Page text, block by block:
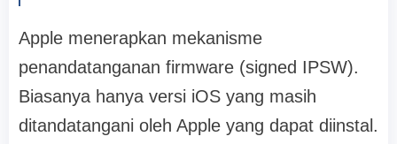
Apple menerapkan mekanisme
penandatanganan firmware (signed IPSW).
Biasanya hanya versi iOS yang masih
ditandatangani oleh Apple yang dapat diinstal.